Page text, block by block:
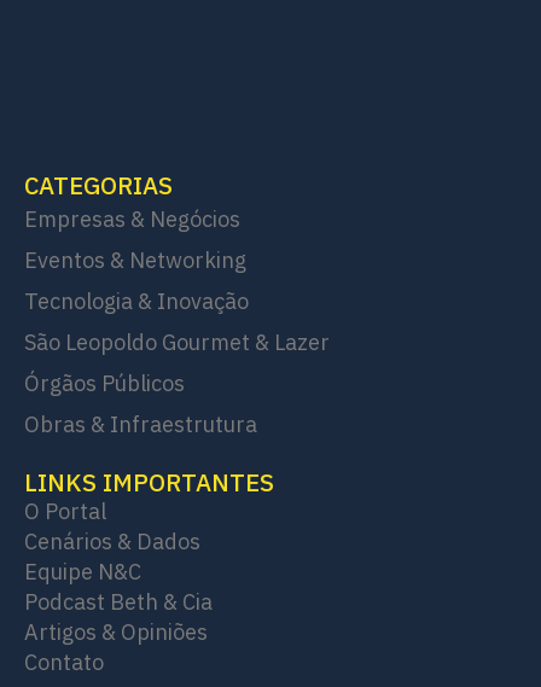
CATEGORIAS
Empresas & Negócios
Eventos & Networking
Tecnologia & Inovação
São Leopoldo Gourmet & Lazer
Órgãos Públicos
Obras & Infraestrutura
LINKS IMPORTANTES
O Portal
Cenários & Dados
Equipe N&C
Podcast Beth & Cia
Artigos & Opiniões
Contato